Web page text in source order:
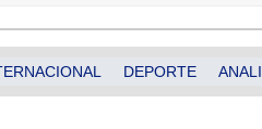
DEPORTE